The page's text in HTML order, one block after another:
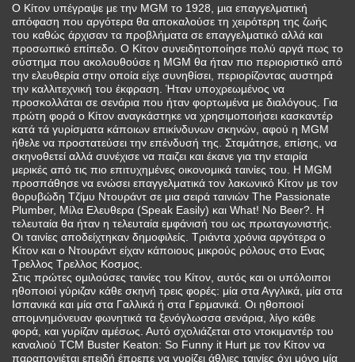
Ο Κίτον υπέγραψε με την MGM το 1928, μια επαγγελματική
απόφαση που αργότερα θα αποκαλούσε τη χειρότερη της ζωής
του καθώς άρχισαν τα προβλήματα σε επαγγελματικό αλλά και
προσωπικό επίπεδο. Ο Κίτον συνειδητοποίησε πολύ αργά πως το
σύστημα που ακολουθούσε η MGM θα ήταν πιο περιοριστικό από
την ελευθερία στην οποία είχε συνηθίσει, περιορίζοντας αυστηρά
την καλλιτεχνική του έκφραση. Ήταν υποχρεωμένος να
προσκολλάται σε σενάρια που ήταν φορτωμένα με διαλόγους. Για
πρώτη φορά ο Κίτον αναγκάστηκε να χρησιμοποιήσει κασκαντέρ
κατά τά γυρίσματα κάποιων επικίνδυνων σκηνών, αφού η MGM
ήθελε να προστατεύσει την επένδυσή της. Σταμάτησε, επίσης, να
σκηνοθετεί αλλά συνέχισε να παιζει και έκανε για την εταιρία
μερικές από τις πιο επιτυχημένες οικονομικά ταινίες του. Η MGM
προσπάθησε να ενώσει επαγγελματικά τον λακωνικό Κίτον με τον
θορυβώδη Τζίμυ Ντουράντ σε μια σειρά ταινιών The Passionate
Plumber, Μίλα Ελευθερα (Speak Easily) και What! No Beer?. Η
τελευταία θα ήταν η τελευταία εμφάνισή του ως πρωταγωνιστής.
Οι ταινίες αποδείχτηκαν δημοφιλείς. Τριάντα χρόνια αργότερα ο
Κίτον και ο Ντουράντ είχαν κάποιους μικρούς ρόλους στο Ενας
Τρελλος Τρελλος Κοσμος.
Στις πρώτες ομιλούσες ταινίες του Κίτον, αυτός και οι υπόλοιποι
ηθοποιοί γύριζαν κάθε σκηνή τρεις φορές: μία στα Αγγλικά, μία στα
Ισπανικά και μία στα Γαλλικά ή στα Γερμανικά. Οι ηθοποιοί
απομνημόνευαν φωνητικά τα ξενόγλωσσα σενάρια, λίγο κάθε
φορά, και γυρίζαν αμέσως. Αυτό σχολιάζεται στο ντοκιμαντέρ του
καναλιού TCM Buster Keaton: So Funny it Hurt με τον Κίτον να
παραπονιέται επειδή έπρεπε να γυρίζει άθλιες ταινίες όχι μόνο μία